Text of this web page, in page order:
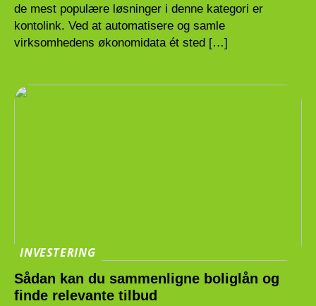
de mest populære løsninger i denne kategori er
kontolink. Ved at automatisere og samle
virksomhedens økonomidata ét sted […]
INVESTERING
Sådan kan du sammenligne boliglån og
finde relevante tilbud